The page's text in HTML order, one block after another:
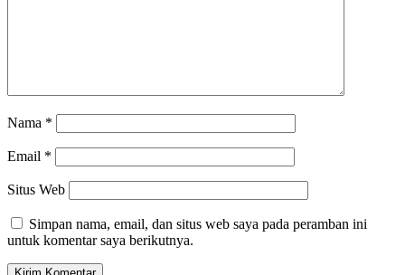
Nama *
Email *
Situs Web
Simpan nama, email, dan situs web saya pada peramban ini
untuk komentar saya berikutnya.